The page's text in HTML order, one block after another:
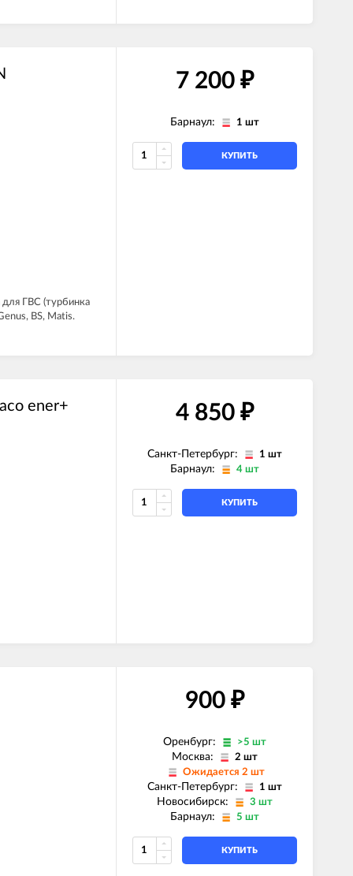
ГВС (турбинка
BS, Matis.
7 200 ₽
Барнаул: 1 шт
КУПИТЬ
ener+
4 850 ₽
Санкт-Петербург: 1 шт
Барнаул: 4 шт
КУПИТЬ
900 ₽
Оренбург: >5 шт
Москва:
2 шт
Ожидается 2 шт
Санкт-Петербург: 1 шт
Новосибирск: 3 шт
Барнаул: 5 шт
КУПИТЬ